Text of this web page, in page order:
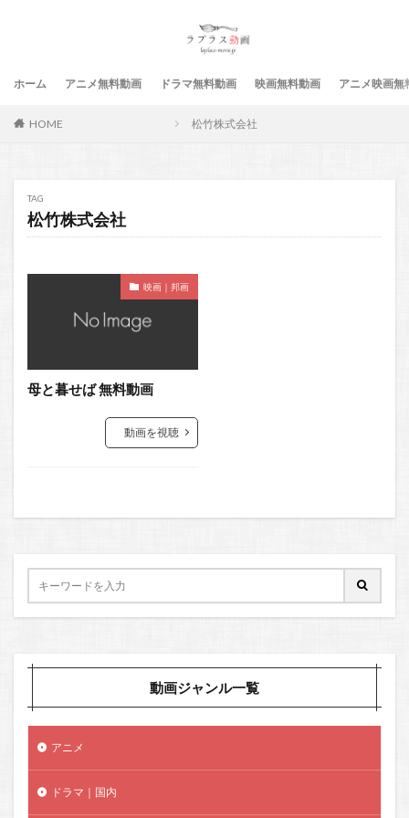
ホーム アニメ無料動画 ドラマ無料動画 映画無料動画 アニメ映画無
HOME 松竹株式会社
TAG
松竹株式会社
映画｜邦画
母と暮せば 無料動画
動画を視聴
動画ジャンル一覧
アニメ
ドラマ｜国内